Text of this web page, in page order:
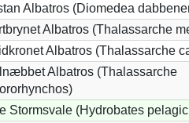
Albatros (Diomedea
Albatros (Thalassarche
Albatros (Thalassarche
Albatros (Thalassarche
Stormsvale (Hydrobates